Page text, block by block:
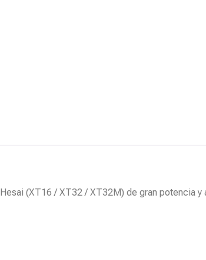
(XT16 / XT32 / XT32M) de gran potencia y